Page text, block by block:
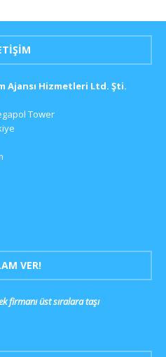
Ajansı Hizmetleri Ltd. Şti.
Tower
VER!
firmanı üst sıralara taşı